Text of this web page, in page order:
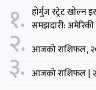
१. होर्मुज स्ट्रेट खोल्न
समझदारी: अमेरिकी
२. आजको राशिफल,
३. आजको राशिफल |